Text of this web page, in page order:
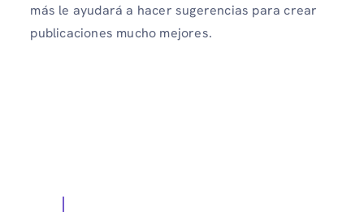
más le ayudará a hacer sugerencias para crear
publicaciones mucho mejores.